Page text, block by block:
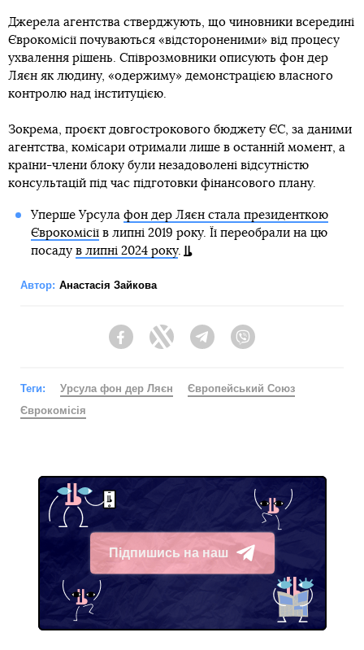
Джерела агентства стверджують, що чиновники всередині
Єврокомісії почуваються «відстороненими» від процесу
ухвалення рішень. Співрозмовники описують фон дер
Ляєн як людину, «одержиму» демонстрацією власного
контролю над інституцією.
Зокрема, проєкт довгострокового бюджету ЄС, за даними
агентства, комісари отримали лише в останній момент, а
країни-члени блоку були незадоволені відсутністю
консультацій під час підготовки фінансового плану.
Уперше Урсула фон дер Ляєн стала президенткою
Єврокомісіїв липні 2019 року. Її переобрали на цю
посаду в липні 2024 року.
Автор: Анастасія Зайкова
FacebookTwitter Telegram
Теги: Урсула фон дер Ляєн
Європейський Союз
Єврокомісія
Підпишись на наш
Telegram